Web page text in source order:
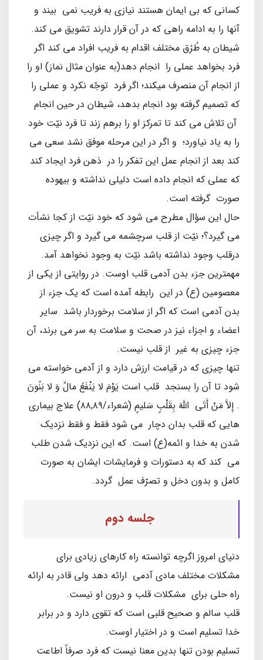
کسانی که بی ایمان هستند نیازی به فریب نمی بیند و
آنها را به ادامه راهی که در آن قرار دارند تشویق می کند.
شیطان به طُرُق مختلف اقدام به فریب افراد می کند اگر
فرد بخواهد عملی را انجام دهد(به عنوان مثال نماز) او را
از انجام آن منصرف میکند؛ اگر فرد توجّه نکرد و عملی را
که تصمیم گرفته بود انجام بدهد، شیطان در حین انجام
آن تلاش می کند تا تمرکز او را برهم زند تا فرد نیّت خود
را به یاد نیاورد؛ و اگر در این مرحله موفق نشد سعی می
کند بعد از انجام عمل این تفکر را در ذهن فرد ایجاد کند
که عملی که انجام داده است دلیلی نداشته و بیهوده
صورت گرفته است.
حال این سؤال مطرح می شود که خود نیّت از کجا نشأت
می گیرد؟؛ نیّت از قلب سرچشمه می گیرد و اگر چیزی
درقلب وجود نداشته باشد نیّت به وجود نخواهد آمد.
مهمترین جزء بدن آدمی قلب اوست. در روایتی از یکی از
معصومین (ع) در این رابطه آمده است که یک جزء از
بدن آدمی است که اگر از سلامت برخوردار باشد سایر
اعضاء و اجزاء نیز در صحت و سلامت به سر می برند، آن
جزء چیزی به غیر از قلب نیست.
تنها چیزی که در قیامت ارزش دارد و از آدمی خواسته می
شود تا آن را بسنجد قلب است يَوْمَ لا يَنْفَعُ مالٌ وَ لا بَنُونَ
. إِلاَّ مَنْ أَتَى اللَّهَ بِقَلْبٍ سَليمٍ (شعراء/۸۸,۸۹) علاج بیماری
هایی که قلب بدان دچار می شود فقط و فقط نزدیک
شدن به خدا و ائمه(ع) است. که این نزدیک شدن طلب
می کند که به دستورات و فرمایشات ایشان به صورت
کامل و بدون دخل و تصرّف عمل گردد.
جلسه دوم
دنیای امروز اگرچه توانسته راه کارهای زیادی برای
مشکلات مختلف مادی آدمی ارائه دهد ولی قادر به ارائه
راه حلی برای مشکلات قلب و درون او نیست.
قلب سالم و صحیح قلبی است که تقوی دارد و در برابر
خدا تسلیم است و در اختیار اوست.
تسلیم بودن تنها بدین معنا نیست که فرد صرفاً اطاعت